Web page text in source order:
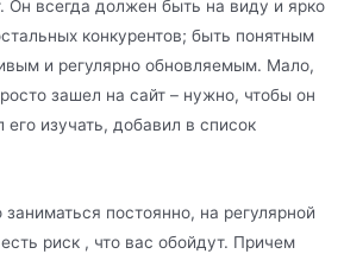
Он всегда должен быть на виду и ярко
конкурентов; быть понятным
и регулярно обновляемым. Мало,
зашел на сайт – нужно, чтобы он
изучать, добавил в список
постоянно, на регулярной
риск , что вас обойдут. Причем